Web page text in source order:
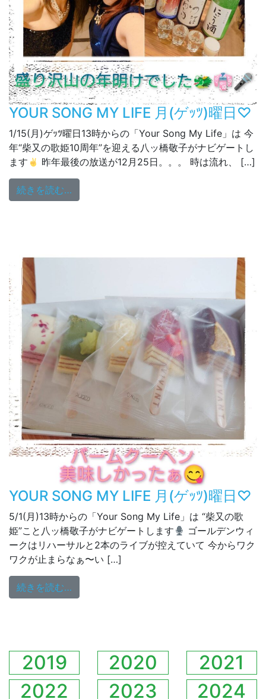
YOUR SONG MY LIFE 月(ゲｯﾂ)曜日♡
1/15(月)ゲｯﾂ曜日13時からの「Your Song My Life」は 今
年“柴又の歌姫10周年”を迎える八ッ橋敬子がナビゲートし
ます
昨年最後の放送が12月25日。。。 時は流れ、 […]
続きを読む…
YOUR SONG MY LIFE 月(ゲｯﾂ)曜日♡
5/1(月)13時からの「Your Song My Life」は “柴又の歌
姫”こと八ッ橋敬子がナビゲートします
ゴールデンウィ
ークはリハーサルと2本のライブが控えていて 今からワク
ワクが止まらなぁ〜い […]
続きを読む…
2019 2020
2021
2022
2023 2024